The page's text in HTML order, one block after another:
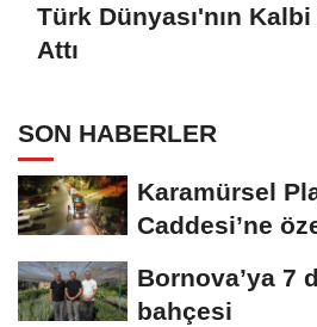
Türk Dünyası'nın
Attı
SON HABERLER
Karamürsel
Caddesi’ne
Bornova’ya 7
bahçesi